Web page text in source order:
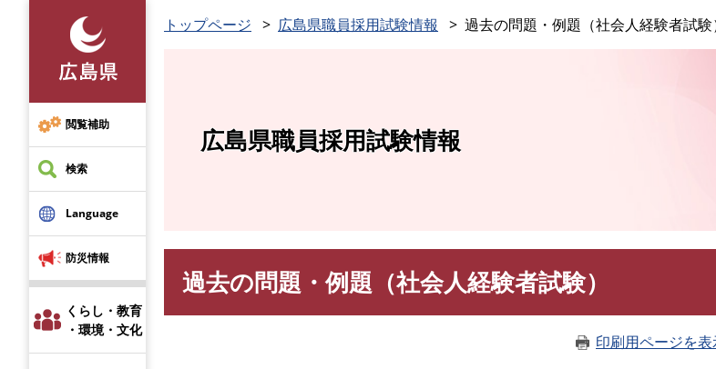
先
頭
で
す
閲覧補助
検索
Language
防災情報
くらし・教育
・環境・文化
トップページ 広島県職員採用試験情報 過去の問題・例題（社会人経験者試験
広島県職員採用試験情報
過去の問題・例題（社会人経験者試験）
印刷用ページを表